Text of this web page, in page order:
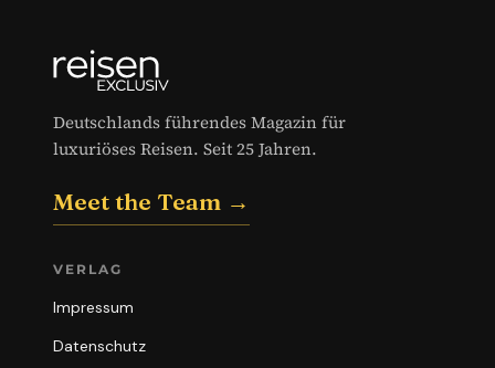
Deutschlands führendes Magazin für
luxuriöses Reisen. Seit 25 Jahren.
Meet the Team →
VERLAG
Impressum
Datenschutz